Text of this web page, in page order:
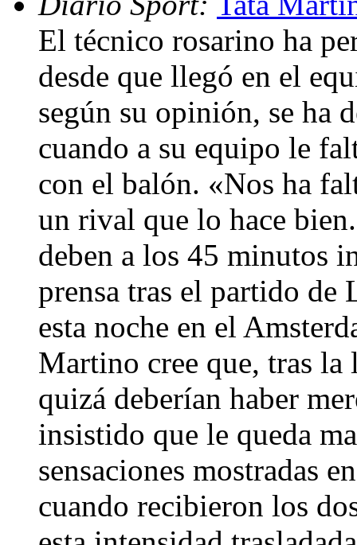
El técnico rosarino ha
desde que llegó en el
según su opinión, se ha
cuando a su equipo le
con el balón. «Nos ha
un rival que lo hace
deben a los 45 minutos
prensa tras el partido de
esta noche en el
Martino cree que, tras la
quizá deberían haber
insistido que le queda
sensaciones mostradas
cuando recibieron los